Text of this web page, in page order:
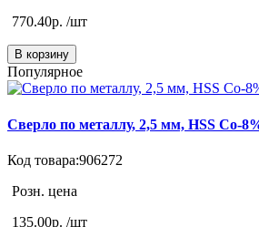
770.40р. /шт
В корзину
Популярное
Сверло по металлу, 2,5 мм, HSS Co-
Код товара:906272
Розн. цена
135.00р. /шт